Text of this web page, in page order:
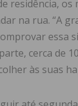
residência,
na rua. “A
essa
cerca de
às suas